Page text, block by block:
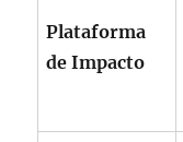
Plataforma
de Impacto